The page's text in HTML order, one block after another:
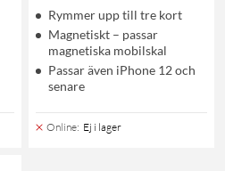
Rymmer upp till tre kort
Magnetiskt – passar
magnetiska mobilskal
Passar även iPhone 12 och
senare
Online: Ej i lager